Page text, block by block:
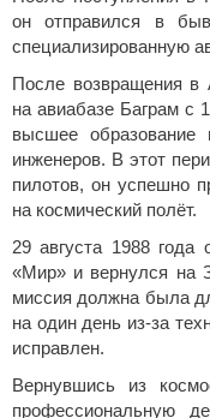
он отправился в
специализированную
После возвращения
на авиабазе Баграм с
высшее образование
инженеров. В этот
пилотов, он успешно
на космический полёт.
29 августа 1988 года
«Мир» и вернулся на
миссия должна была
на один день из-за
исправлен.
Вернувшись из
профессиональную